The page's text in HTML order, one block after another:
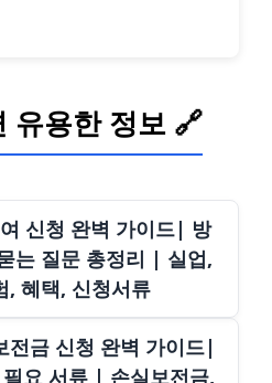
유용한 정보 🔗
신청 완벽 가이드| 방
는 질문 총정리 | 실업,
, 혜택, 신청서류
전금 신청 완벽 가이드|
요 서류 | 손실보전금,